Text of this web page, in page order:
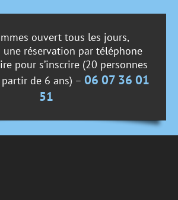
ouvert tous les jours,
une réservation par téléphone
pour s’inscrire (20 personnes
de 6 ans) – 06 07 36 01
51